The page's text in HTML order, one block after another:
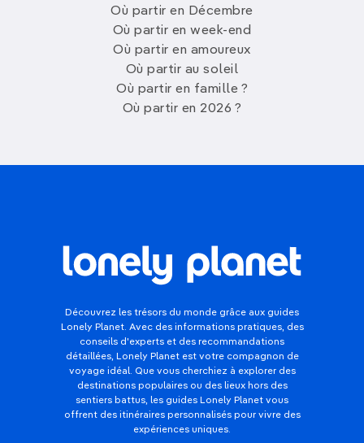
Où partir en Décembre
Où partir en week-end
Où partir en amoureux
Où partir au soleil
Où partir en famille ?
Où partir en 2026 ?
Découvrez les trésors du monde grâce aux guides
Lonely Planet. Avec des informations pratiques, des
conseils d'experts et des recommandations
détaillées, Lonely Planet est votre compagnon de
voyage idéal. Que vous cherchiez à explorer des
destinations populaires ou des lieux hors des
sentiers battus, les guides Lonely Planet vous
offrent des itinéraires personnalisés pour vivre des
expériences uniques.